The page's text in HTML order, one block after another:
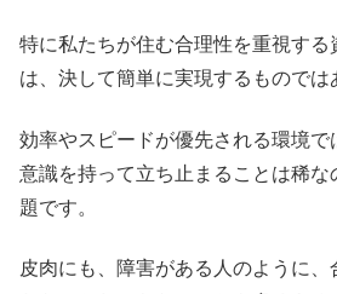
特に私たちが住む合理性を重視する
は、決して簡単に実現するものでは
効率やスピードが優先される環境で
意識を持って立ち止まることは稀な
題です。
皮肉にも、障害がある人のように